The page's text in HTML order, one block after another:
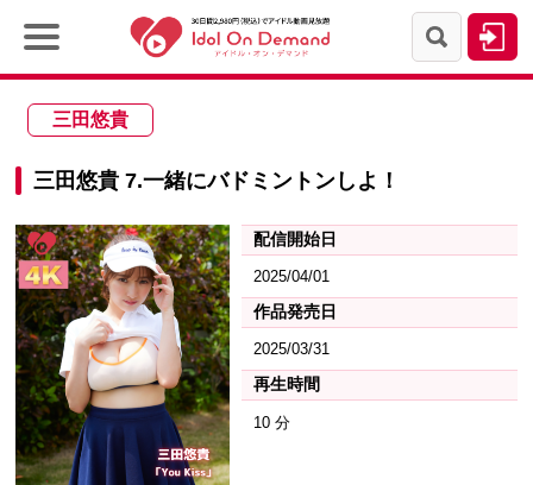
三田悠貴
三田悠貴 7.一緒にバドミントンしよ！
配信開始日
2025/04/01
作品発売日
2025/03/31
再生時間
10 分